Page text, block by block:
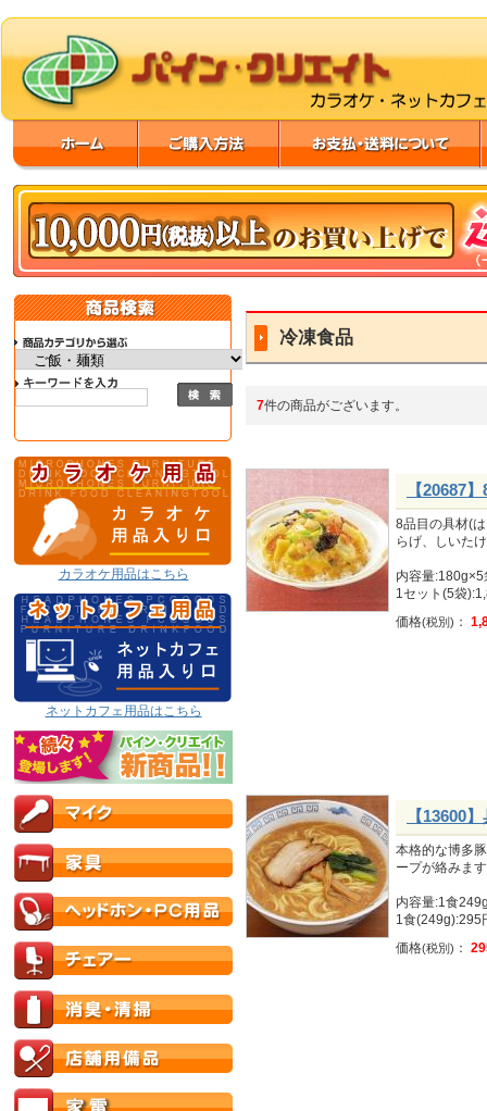
カラオケ用品はこちら
ネットカフェ用品はこちら
冷凍食品
7件の商品がございます。
【20687
8品目の具材(
らげ、しいた
内容量:180g×5
1セット(5袋
価格(税別) ：
【13600
本格的な博多
ープが絡みま
内容量:1食
1食(249g):295
価格(税別) ：